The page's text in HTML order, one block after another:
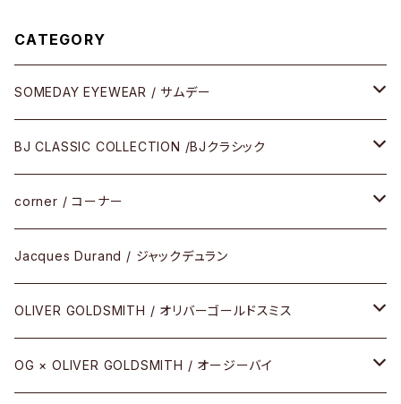
CATEGORY
SOMEDAY EYEWEAR / サムデー
メガネ
サングラス
アパレル
その他
BJ CLASSIC COLLECTION /BJクラシック
CELLULOID（CRAFTSMAN EDITION）
SHINBARI（CRAFTSMAN EDITION）
URUSHI（CRAFTSMAN EDITION）
REVIVAL EDITION
corner / コーナー
リサーチシリーズ
サブリメイションシリーズ
Jacques Durand / ジャックデュラン
OLIVER GOLDSMITH / オリバーゴールドスミス
メタル
OG × OLIVER GOLDSMITH / オージーバイ